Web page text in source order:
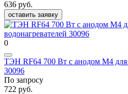
636 руб.
оставить заявку
0
ТЭН RF64 700 Вт с анодом М4 для
30096
По запросу
722 руб.